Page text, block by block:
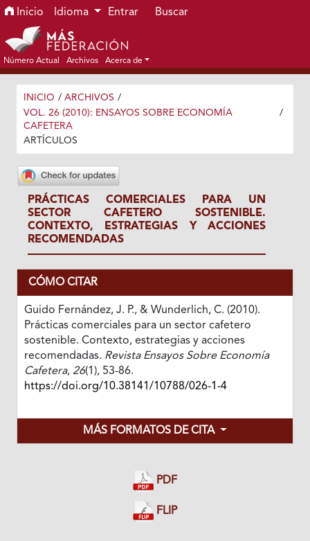
Ir al menú de navegación principal
Ir al contenido principal
Ir al pie de página del sitio
Inicio Idioma Entrar Buscar
Número Actual Archivos Acerca de
INICIO / ARCHIVOS /
VOL. 26 (2010): ENSAYOS SOBRE ECONOMÍA
CAFETERA
/
ARTÍCULOS
PRÁCTICAS COMERCIALES PARA UN
SECTOR CAFETERO SOSTENIBLE.
CONTEXTO, ESTRATEGIAS Y ACCIONES
RECOMENDADAS
CÓMO CITAR
Guido Fernández, J. P., & Wunderlich, C. (2010).
Prácticas comerciales para un sector cafetero
sostenible. Contexto, estrategias y acciones
recomendadas. Revista Ensayos Sobre Economía
Cafetera, 26(1), 53-86.
https://doi.org/10.38141/10788/026-1-4
MÁS FORMATOS DE CITA
PDF
FLIP